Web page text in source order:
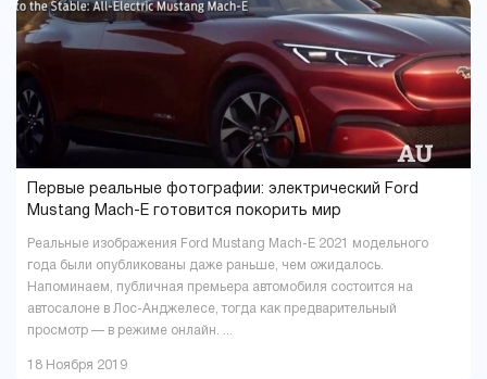
Первые реальные фотографии: электрический Ford
Mustang Mach-E готовится покорить мир
Реальные изображения Ford Mustang Mach-E 2021 модельного
года были опубликованы даже раньше, чем ожидалось.
Напоминаем, публичная премьера автомобиля состоится на
автосалоне в Лос-Анджелесе, тогда как предварительный
просмотр — в режиме онлайн. ...
18 Ноября 2019